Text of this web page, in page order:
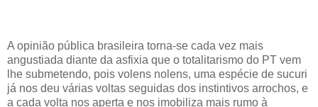
A opinião pública brasileira torna-se cada vez mais
angustiada diante da asfixia que o totalitarismo do PT vem
lhe submetendo, pois volens nolens, uma espécie de sucuri
já nos deu várias voltas seguidas dos instintivos arrochos, e
a cada volta nos aperta e nos imobiliza mais rumo à